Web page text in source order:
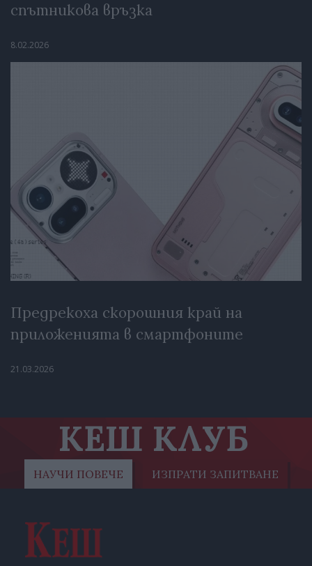
спътникова връзка
8.02.2026
Предрекоха скорошния край на
приложенията в смартфоните
21.03.2026
КЕШ КЛУБ
НАУЧИ ПОВЕЧЕ ИЗПРАТИ ЗАПИТВАНЕ